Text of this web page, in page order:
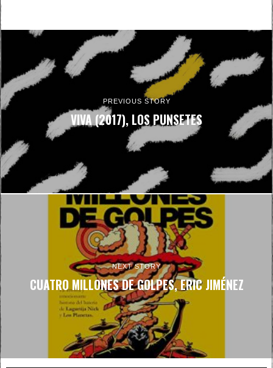
PREVIOUS STORY
VIVA (2017), LOS PUNSETES
NEXT STORY
CUATRO MILLONES DE GOLPES, ERIC JIMÉNEZ